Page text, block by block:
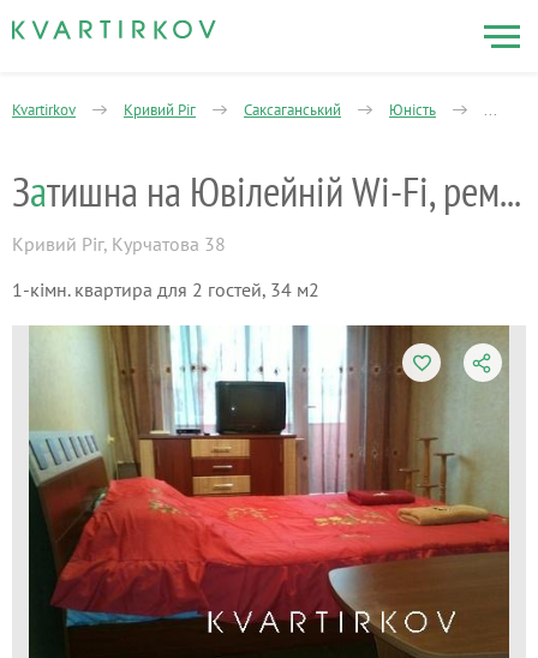
Kvartirkov Кривий Ріг Саксаганський Юність 1-
За тишна на Ювілейній Wi-Fi, ремонт
Кривий Ріг, Курчатова 38
1-кімн. квартира для 2 гостей, 34 м2